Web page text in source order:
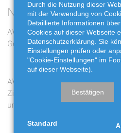
Neueste Beiträge
AWG bewegt: Die zwölf
Gewinner stehen fest
AWG bewegt: Live-
Ziehung am Freitag auf
unserem Youtube-Kanal
Durch die Nutzung dieser
mit der Verwendung von
Detaillierte Informationen
Cookies auf dieser Webseite
Datenschutzerklärung. Sie
Einstellungen prüfen oder
"Cookie-Einstellungen" im
auf dieser Webseite).
Bestätigen
Standard